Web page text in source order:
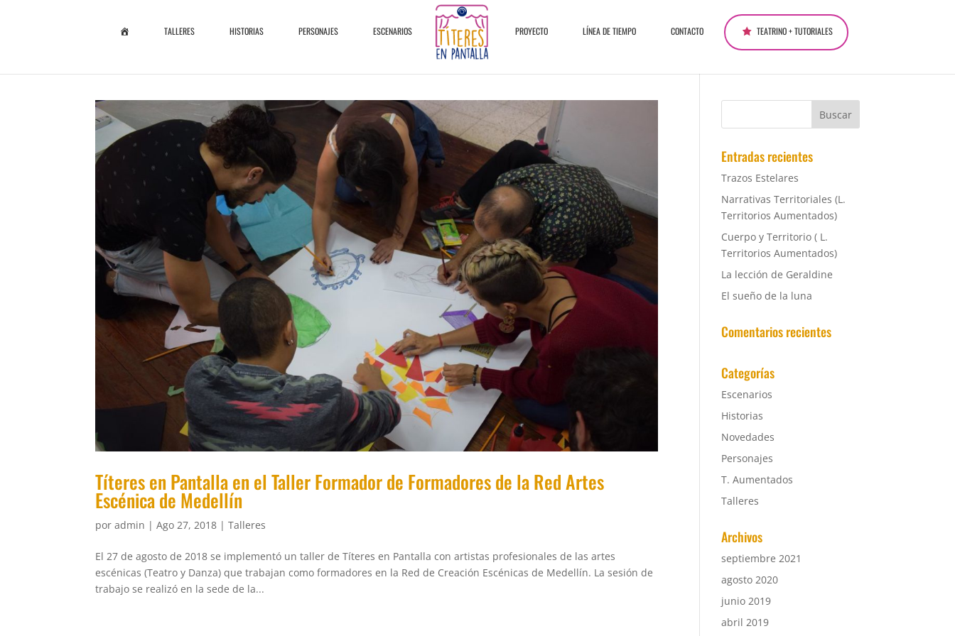
TALLERES HISTORIAS PERSONAJES ESCENARIOS PROYECTO LÍNEA DE TIEMPO CONTACTO TEATRINO + TUTORIALES
Títeres en Pantalla en el Taller Formador de Formadores de la Red Artes
Escénica de Medellín
poradmin |Ago 27, 2018 |Talleres
El 27 de agosto de 2018 se implementó un taller de Títeres en Pantalla con artistas profesionales de las artes
escénicas (Teatro y Danza) que trabajan como formadores en la Red de Creación Escénicas de Medellín. La sesión de
trabajo se realizó en la sede de la...
Entradas recientes
Trazos Estelares
Narrativas Territoriales (L.
Territorios Aumentados)
Cuerpo y Territorio ( L.
Territorios Aumentados)
La lección de Geraldine
El sueño de la luna
Comentarios recientes
Categorías
Escenarios
Historias
Novedades
Personajes
T. Aumentados
Talleres
Archivos
septiembre 2021
agosto 2020
junio 2019
abril 2019